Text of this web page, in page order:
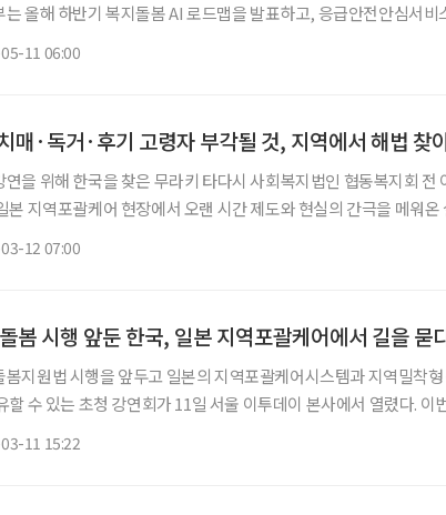
는 올해 하반기 복지돌봄 AI 로드맵을 발표하고, 응급안전안심서비
11 06:00
매·독거·후기 고령자 부각될 것, 지역에서 해법 찾
연을 위해 한국을 찾은 무라키 타다시 사회복지법인 협동복지회 전
본 지역포괄케어 현장에서 오랜 시간 제도와 현실의 간극을 메워
12 07:00
봄 시행 앞둔 한국, 일본 지역포괄케어에서 길을 묻
봄지원법 시행을 앞두고 일본의 지역포괄케어시스템과 지역밀착
할 수 있는 초청 강연회가 11일 서울 이투데이 본사에서 열렸다. 이
11 15:22